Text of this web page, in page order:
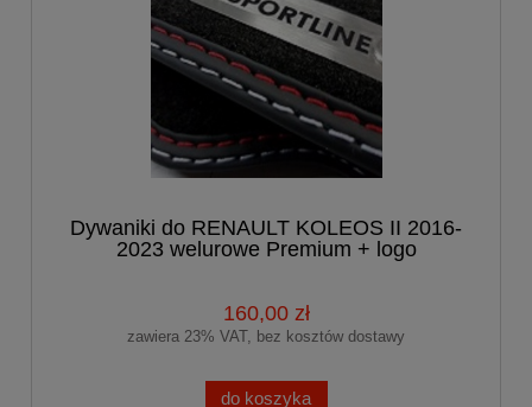
Dywaniki do RENAULT KOLEOS II 2016-
2023 welurowe Premium + logo
160,00 zł
zawiera 23% VAT, bez kosztów dostawy
do koszyka